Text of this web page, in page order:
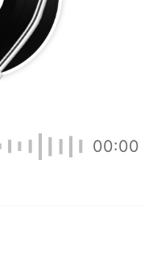
00:00